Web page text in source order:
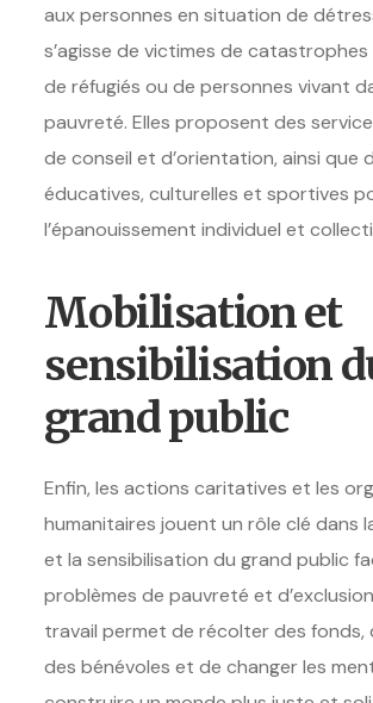
aux personnes en situation de
s’agisse de victimes de catastrophes
de réfugiés ou de personnes vivant
pauvreté. Elles proposent des
de conseil et d’orientation, ainsi que
éducatives, culturelles et sportives
l’épanouissement individuel et
Mobilisation et
sensibilisation
grand public
Enfin, les actions caritatives et les
humanitaires jouent un rôle clé dans
et la sensibilisation du grand public
problèmes de pauvreté et
travail permet de récolter des fonds,
des bénévoles et de changer les